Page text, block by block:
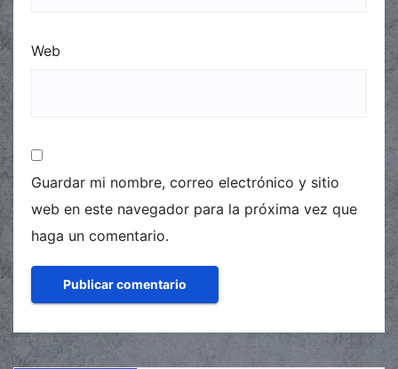
Web
Guardar mi nombre, correo electrónico y sitio
web en este navegador para la próxima vez que
haga un comentario.